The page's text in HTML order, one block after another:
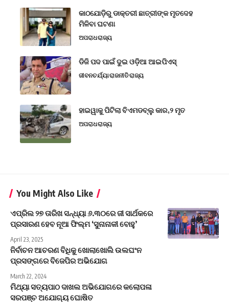
କାଠଯୋଡ଼ିରୁ ଡାକ୍ତରୀ ଛାତ୍ରୀଙ୍କ ମୃତଦେହ
ମିଳିବା ଘଟଣା
ଅପରାଧରାଜ୍ୟ
ଡିଜି ପଦ ପାଇଁ ଦୁଇ ଓଡ଼ିଆ ଆଇପିଏସ୍
ଜୀବନଚର୍ଯ୍ୟାରାଜନୀତିରାଜ୍ୟ
ହାଇୱାକୁ ପିଟିଲା ବିଏମଡବ୍ଲୁ କାର,୨ ମୃତ
ଅପରାଧରାଜ୍ୟ
You Might Also Like
ଏପ୍ରିଲ ୨୭ ତାରିଖ ସନ୍ଧ୍ୟା ୬.୩୦ରେ ଜୀ ସାର୍ଥକରେ
ପ୍ରସାରଣ ହେବ ନୂଆ ଫିଲ୍ମ ‘ସୁନାନାକୀ ବୋହୁ’
April 23, 2025
ନିର୍ବାଚନ ଆଚରଣ ବିଧିକୁ ଖୋଲାଖୋଲି ଉଲଘଂନ
ପ୍ରସଙ୍ଗରେ ବିଜେପିର ଅଭିଯୋଗ
March 22, 2024
ମିଥ୍ୟା ସତ୍ୟପାଠ ଦାଖଲ ଅଭିଯୋଗରେ କଲୋପଳା
ସରପଞ୍ଚ ଅଯୋଗ୍ୟ ଘୋଷିତ